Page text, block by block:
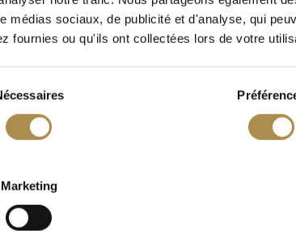
médias sociaux, de publicité et d'analyse, qui
fournies ou qu'ils ont collectées lors de votre
Marketing
: